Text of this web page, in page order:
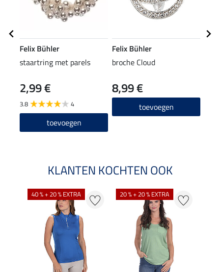
Felix Bühler
staartring met parels
2,99 €
3.8 4
toevoegen
Felix Bühler
broche Cloud
8,99 €
toevoegen
KLANTEN KOCHTEN OOK
40 % + 20 % EXTRA 20 % + 20 % EXTRA